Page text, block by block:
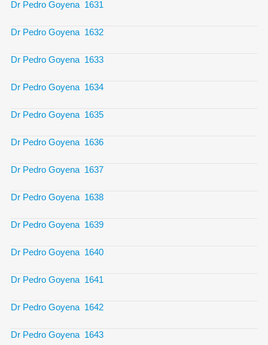
Dr Pedro Goyena 1631
Dr Pedro Goyena 1632
Dr Pedro Goyena 1633
Dr Pedro Goyena 1634
Dr Pedro Goyena 1635
Dr Pedro Goyena 1636
Dr Pedro Goyena 1637
Dr Pedro Goyena 1638
Dr Pedro Goyena 1639
Dr Pedro Goyena 1640
Dr Pedro Goyena 1641
Dr Pedro Goyena 1642
Dr Pedro Goyena 1643